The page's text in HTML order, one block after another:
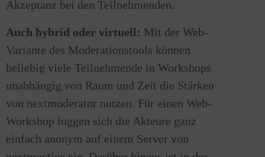
Akzeptanz bei den Teilnehmenden.
Auch hybrid oder virtuell: Mit der Web-
Variante des Moderationstools können
beliebig viele Teilnehmende in Workshops
unabhängig von Raum und Zeit die Stärken
von nextmoderator nutzen. Für einen Web-
Workshop loggen sich die Akteure ganz
einfach anonym auf einem Server von